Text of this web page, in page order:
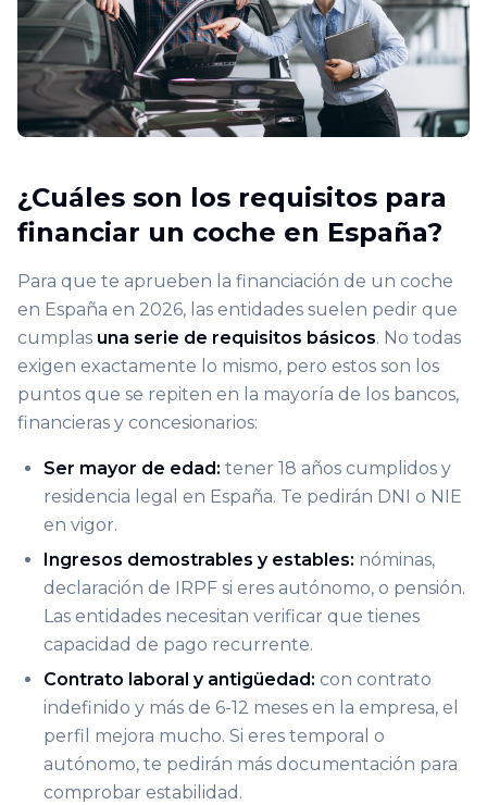
¿Cuáles son los requisitos para
financiar un coche en España?
Para que te aprueben la financiación de un coche
en España en 2026, las entidades suelen pedir que
cumplas una serie de requisitos básicos. No todas
exigen exactamente lo mismo, pero estos son los
puntos que se repiten en la mayoría de los bancos,
financieras y concesionarios:
Ser mayor de edad: tener 18 años cumplidos y
residencia legal en España. Te pedirán DNI o NIE
en vigor.
Ingresos demostrables y estables: nóminas,
declaración de IRPF si eres autónomo, o pensión.
Las entidades necesitan verificar que tienes
capacidad de pago recurrente.
Contrato laboral y antigüedad: con contrato
indefinido y más de 6-12 meses en la empresa, el
perfil mejora mucho. Si eres temporal o
autónomo, te pedirán más documentación para
comprobar estabilidad.